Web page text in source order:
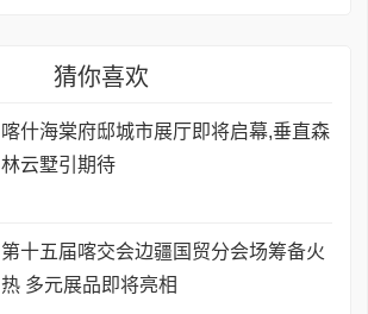
猜你喜欢
喀什海棠府邸城市展厅即将启幕,垂直森
林云墅引期待
第十五届喀交会边疆国贸分会场筹备火
热 多元展品即将亮相